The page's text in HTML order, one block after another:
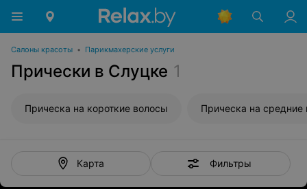
Салоны красоты • Парикмахерские услуги
Прически в Слуцке 1
Прическа на короткие волосы Прическа на средние
Карта Фильтры